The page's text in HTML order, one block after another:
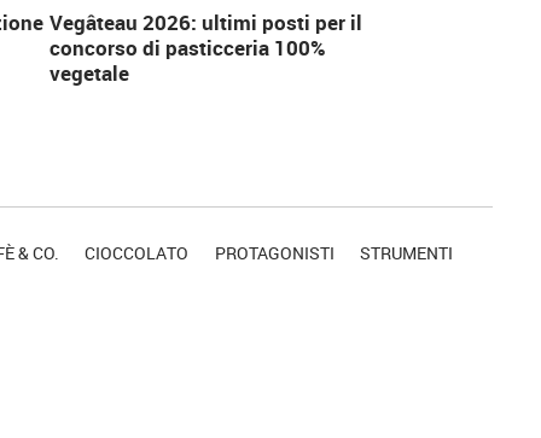
Vegâteau 2026: ultimi posti per il
concorso di pasticceria 100%
vegetale
& CO. CIOCCOLATO PROTAGONISTI STRUMENTI